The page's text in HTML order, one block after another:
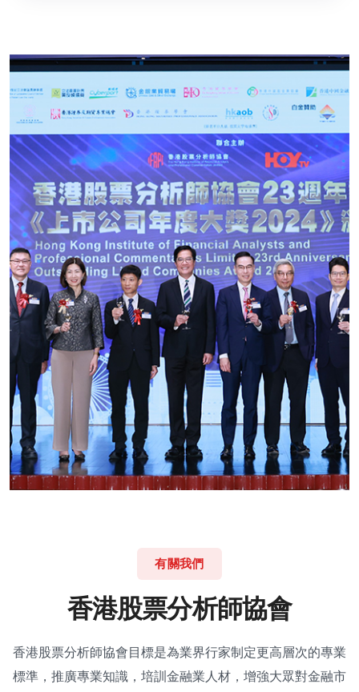
有關我們
香港股票分析師協會
香港股票分析師協會目標是為業界行家制定更高層次的專業
標準，推廣專業知識，培訓金融業人材，增強大眾對金融市